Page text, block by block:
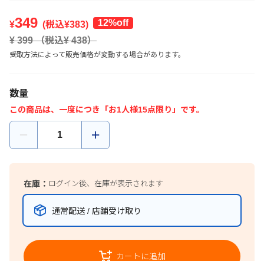
¥349 (税込¥383)
12%off
¥ 399（税込¥438）
受取方法によって販売価格が変動する場合があります。
数量
この商品は、一度につき「お1人様15点限り」です。
在庫： ログイン後、在庫が表示されます
通常配送 / 店舗受け取り
カートに追加